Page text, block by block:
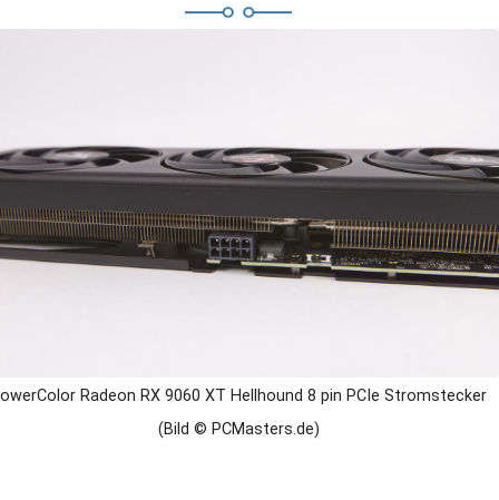
Radeon RX 9060 XT Hellhound 8 pin PCIe Stromstecker
(Bild © PCMasters.de)